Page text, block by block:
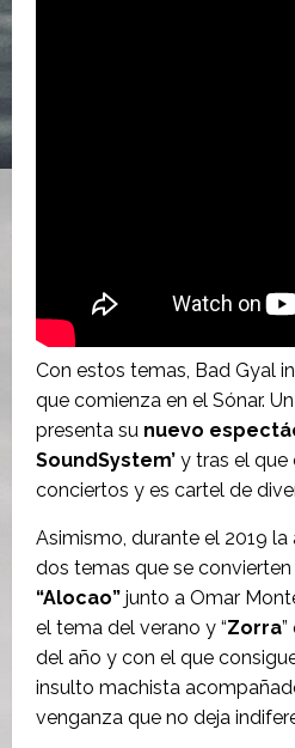
Con estos temas, Bad Gyal
que comienza en el Sónar.
presenta su nuevo
SoundSystem’ y tras el
conciertos y es cartel de
Asimismo, durante el 2019
dos temas que se convierten
“Alocao” junto a Omar
el tema del verano y “Zorra
del año y con el que
insulto machista
venganza que no deja